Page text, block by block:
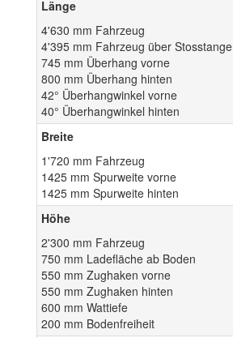
Länge
4'630 mm Fahrzeug
4'395 mm Fahrzeug über Stosstange
745 mm Überhang vorne
800 mm Überhang hinten
42° Überhangwinkel vorne
40° Überhangwinkel hinten
Breite
1'720 mm Fahrzeug
1425 mm Spurweite vorne
1425 mm Spurweite hinten
Höhe
2'300 mm Fahrzeug
750 mm Ladefläche ab Boden
550 mm Zughaken vorne
550 mm Zughaken hinten
600 mm Wattiefe
200 mm Bodenfreiheit